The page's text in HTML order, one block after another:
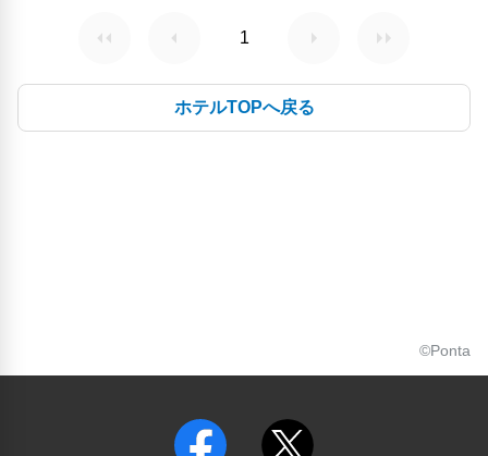
1
ホテルTOPへ戻る
©Ponta